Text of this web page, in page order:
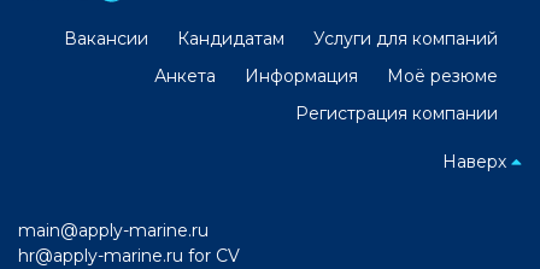
Вакансии Кандидатам
Услуги для компаний
Анкета
Информация
Моё резюме
Регистрация компании
Наверх
main@apply-marine.ru
hr@apply-marine.ru for CV